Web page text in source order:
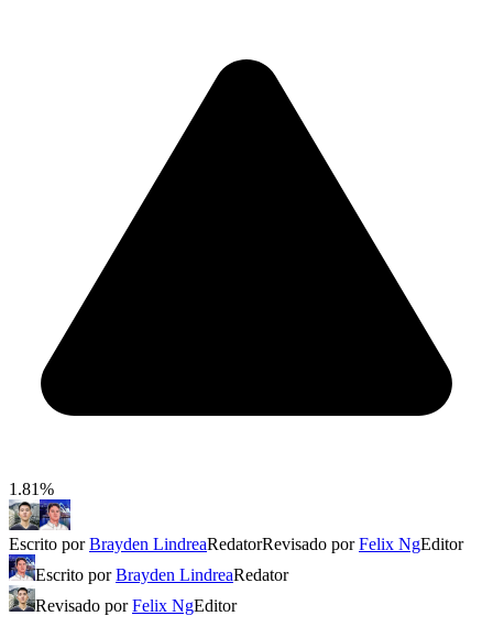
1.81%
Escrito porBrayden LindreaRedatorRevisado porFelix NgEditor
Escrito porBrayden LindreaRedator
Revisado porFelix NgEditor